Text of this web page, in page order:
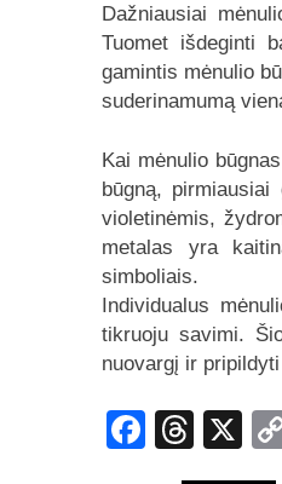
Dažniausiai
Tuomet išdeginti
gamintis mėnulio
suderinamumą
Kai mėnulio
būgną,
violetinėmis,
metalas yra
simboliais.
Individualus
tikruoju savimi.
nuovargį ir
X